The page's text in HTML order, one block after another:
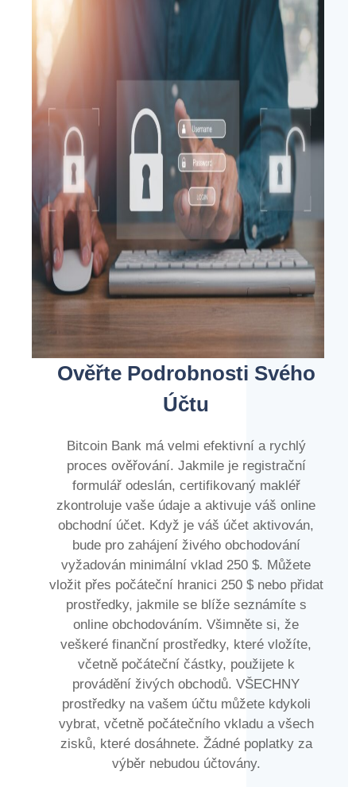
Ověřte Podrobnosti Svého
Účtu
Bitcoin Bank má velmi efektivní a rychlý
proces ověřování. Jakmile je registrační
formulář odeslán, certifikovaný makléř
zkontroluje vaše údaje a aktivuje váš online
obchodní účet. Když je váš účet aktivován,
bude pro zahájení živého obchodování
vyžadován minimální vklad 250 $. Můžete
vložit přes počáteční hranici 250 $ nebo přidat
prostředky, jakmile se blíže seznámíte s
online obchodováním. Všimněte si, že
veškeré finanční prostředky, které vložíte,
včetně počáteční částky, použijete k
provádění živých obchodů. VŠECHNY
prostředky na vašem účtu můžete kdykoli
vybrat, včetně počátečního vkladu a všech
zisků, které dosáhnete. Žádné poplatky za
výběr nebudou účtovány.